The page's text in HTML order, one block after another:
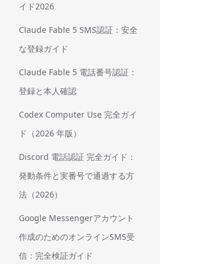
イド2026
Claude Fable 5 SMS認証：安全
な登録ガイド
Claude Fable 5 電話番号認証：
登録と本人確認
Codex Computer Use 完全ガイ
ド（2026 年版）
Discord 電話認証 完全ガイド：
発動条件と実番号で通過する方
法（2026）
Google Messengerアカウント
作成のためのオンラインSMS受
信：完全検証ガイド